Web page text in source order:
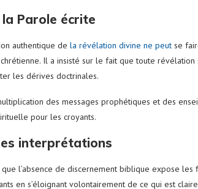
Parole écrite
authentique de la révélation divine ne peut se
Il a insisté sur le fait que toute
les dérives doctrinales.
des messages prophétiques et des
pour les croyants.
interprétations
l’absence de discernement biblique expose les
en s’éloignant volontairement de ce qui est